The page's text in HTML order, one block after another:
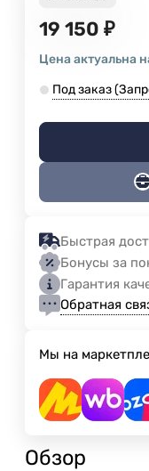
19 150 ₽
Цена актуальна
Под заказ
Быстрая
Бонусы за
Гарантия
Обратная
Мы на
Обзор